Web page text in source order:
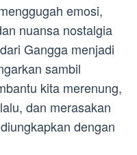
emosi,
nuansa nostalgia
Gangga menjadi
sambil
kita merenung,
dan merasakan
dengan